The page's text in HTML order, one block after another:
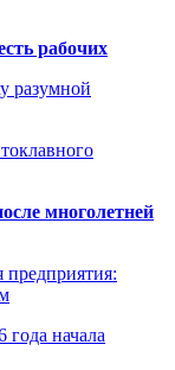
рабочих
разумной
многолетней
предприятия:
года начала